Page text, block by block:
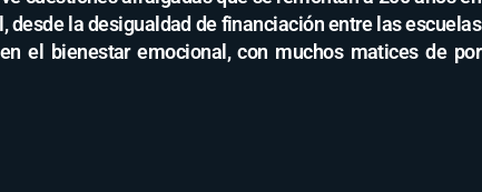
desde la desigualdad de financiación entre las escuelas
el bienestar emocional, con muchos matices de por